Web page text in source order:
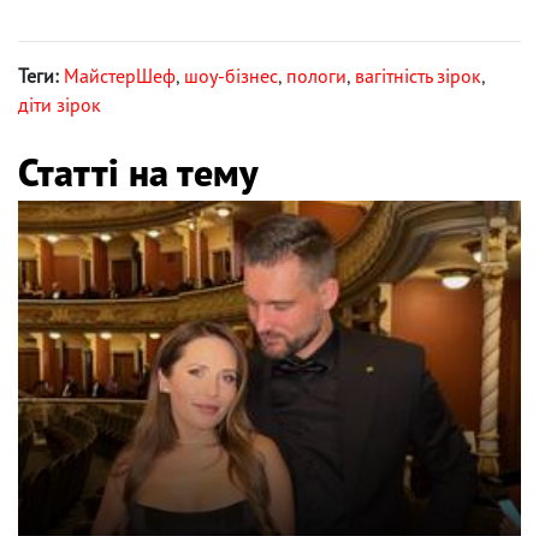
Теги: МайстерШеф, шоу-бізнес, пологи, вагітність зірок,
діти зірок
Статті на тему